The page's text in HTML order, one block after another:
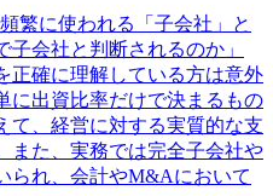
繁に使われる「子会社」と
会社と判断されるのか」
正確に理解している方は意外
に出資比率だけで決まるもの
て、経営に対する実質的な支
また、実務では完全子会社や
られ、会計やM&Aにおいて